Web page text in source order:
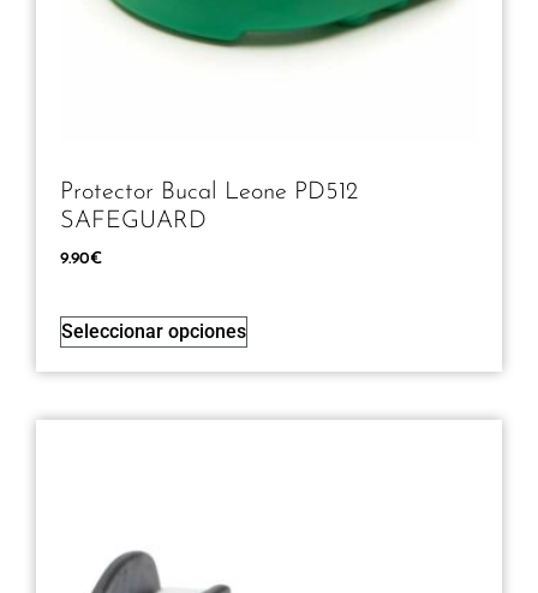
Protector Bucal Leone PD512
SAFEGUARD
9.90€
Seleccionar opciones